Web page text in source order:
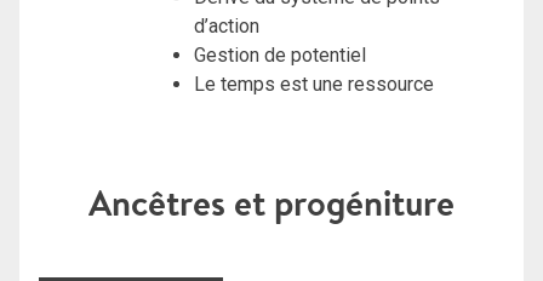
d’action
Gestion de potentiel
Le temps est une ressource
Ancêtres et progéniture